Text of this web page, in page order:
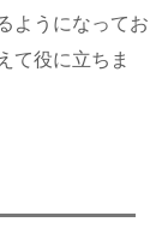
ようになってお
て役に立ちま